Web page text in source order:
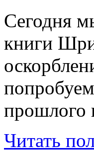
Сегодня
книги
прошлого
Читать